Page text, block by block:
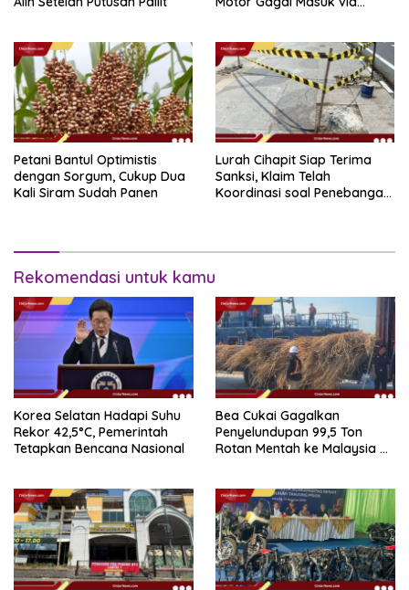
Petani Bantul Optimistis
dengan Sorgum, Cukup Dua
Kali Siram Sudah Panen
Lurah Cihapit Siap Terima
Sanksi, Klaim Telah
Koordinasi soal Penebangan
Rekomendasi untuk kamu
Korea Selatan Hadapi Suhu
Rekor 42,5°C, Pemerintah
Tetapkan Bencana Nasional
Bea Cukai Gagalkan
Penyelundupan 99,5 Ton
Rotan Mentah ke Malaysia di